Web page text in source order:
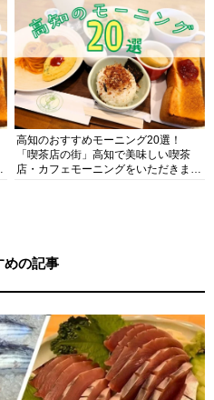
高知のおすすめモーニング20選！
「喫茶店の街」高知で美味しい喫茶
店・カフェモーニングをいただきま
めの記事